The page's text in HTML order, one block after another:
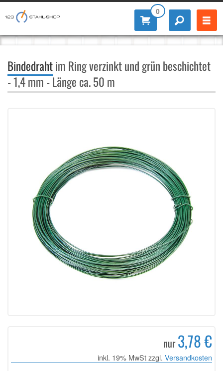
0
Bindedrahtim Ring verzinkt und grün beschichtet
- 1,4 mm - Länge ca. 50 m
nur3,78 €
inkl. 19% MwSt zzgl. Versandkosten